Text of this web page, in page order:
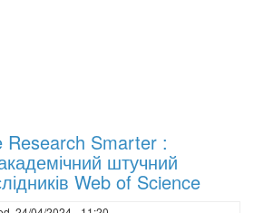
Research Smarter :
штучний
Web of Science